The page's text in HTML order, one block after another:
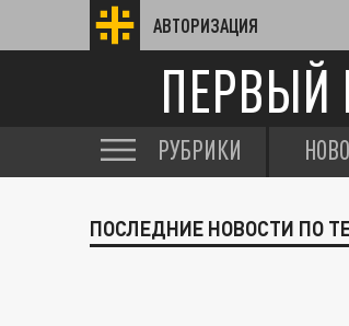
АВТОРИЗАЦИЯ
ПЕРВЫЙ
РУБРИКИ
ПОСЛЕДНИЕ НОВОСТИ ПО